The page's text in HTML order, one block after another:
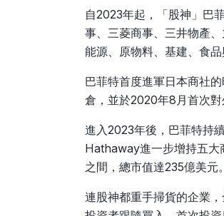
自2023年起，「股神」巴
事、三菱商事、三井物產
能源、原物料、基建、食品
巴菲特首度進軍日本商社
倉，並於2020年8月首次對
進入2023年後，巴菲特持
Hathaway進一步增持五大
之間，總市值達235億美元。
連股神都重手掃貨的企業